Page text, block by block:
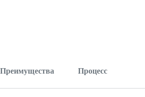
Преимущества Процесс